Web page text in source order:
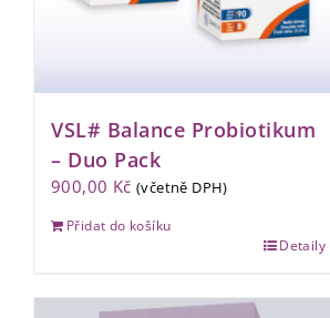
VSL# Balance Probiotikum
– Duo Pack
900,00 Kč (včetně DPH)
Přidat do košíku
Detaily